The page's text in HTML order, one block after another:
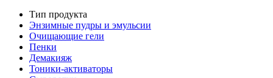
Тип продукта
Энзимные пудры и эмульсии
Очищающие гели
Пенки
Демакияж
Тоники-активаторы